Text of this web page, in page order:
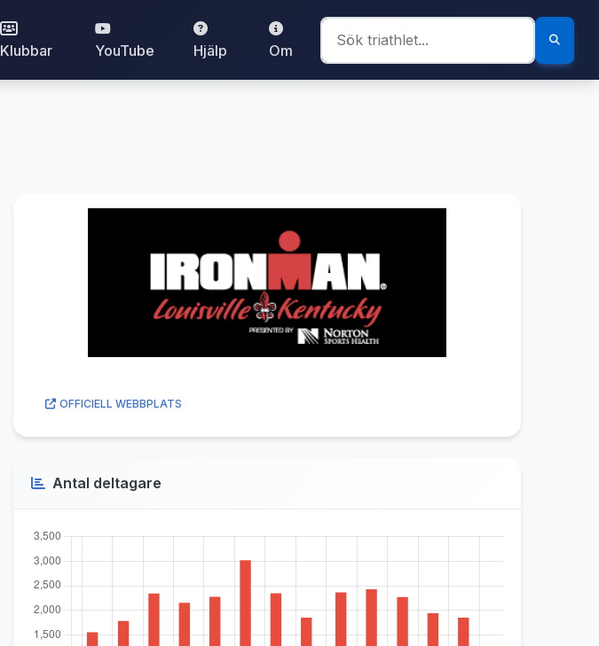
Klubbar YouTube Hjälp Om
OFFICIELL WEBBPLATS
Antal deltagare